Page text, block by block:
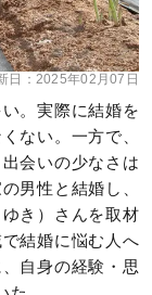
日： 2025年02月07日
。実際に結婚を
ない。一方で、
会いの少なさは
男性と結婚し、
き）さんを取材
結婚に悩む人へ
自身の経験・思